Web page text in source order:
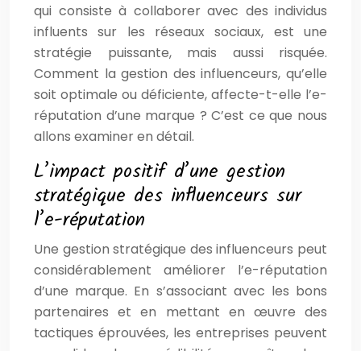
qui consiste à collaborer avec des individus
influents sur les réseaux sociaux, est une
stratégie puissante, mais aussi risquée.
Comment la gestion des influenceurs, qu’elle
soit optimale ou déficiente, affecte-t-elle l’e-
réputation d’une marque ? C’est ce que nous
allons examiner en détail.
L’impact positif d’une gestion
stratégique des influenceurs sur
l’e-réputation
Une gestion stratégique des influenceurs peut
considérablement améliorer l’e-réputation
d’une marque. En s’associant avec les bons
partenaires et en mettant en œuvre des
tactiques éprouvées, les entreprises peuvent